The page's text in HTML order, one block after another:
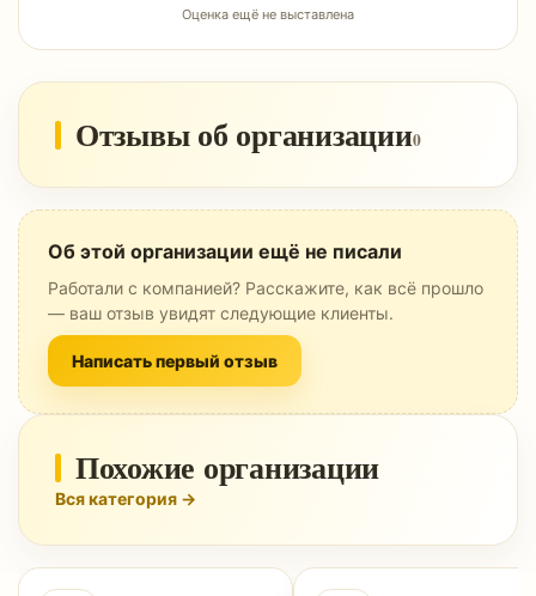
Оценка ещё не выставлена
Отзывы об организации0
Об этой организации ещё не писали
Работали с компанией? Расскажите, как всё прошло
— ваш отзыв увидят следующие клиенты.
Написать первый отзыв
Похожие организации
Вся категория →